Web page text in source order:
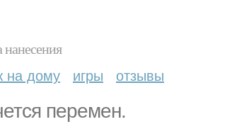
на дому игры отзывы
перемен.